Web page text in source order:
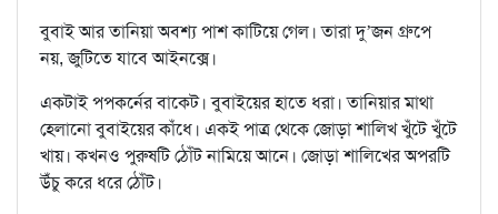
বুবাই আর তানিয়া অবশ্য পাশ কাটিয়ে গেল। তারা দু’জন গ্রুপে
নয়, জুটিতে যাবে আইনক্সে।
একটাই পপকর্নের বাকেট। বুবাইয়ের হাতে ধরা। তানিয়ার মাথা
হেলানো বুবাইয়ের কাঁধে। একই পাত্র থেকে জোড়া শালিখ খুঁটে খুঁটে
খায়। কখনও পুরুষটি ঠোঁট নামিয়ে আনে। জোড়া শালিখের অপরটি
উঁচু করে ধরে ঠোঁট।